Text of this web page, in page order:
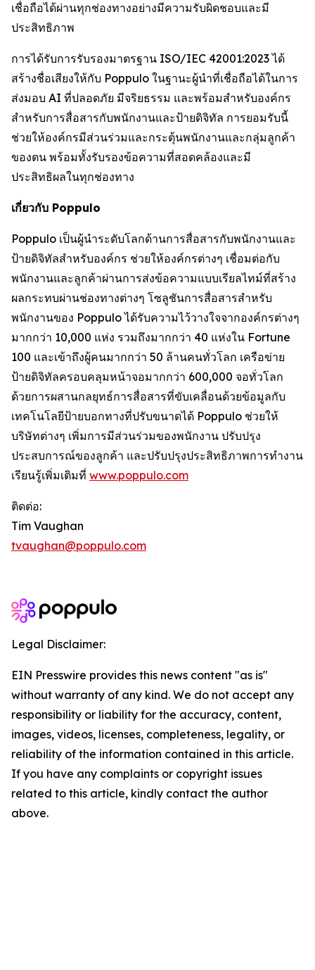
เชื่อถือได้ผ่านทุกช่องทางอย่างมีความรับผิดชอบและมี
ประสิทธิภาพ
การได้รับการรับรองมาตรฐาน ISO/IEC 42001:2023 ได้
สร้างชื่อเสียงให้กับ Poppulo ในฐานะผู้นำที่เชื่อถือได้ในการ
ส่งมอบ AI ที่ปลอดภัย มีจริยธรรม และพร้อมสำหรับองค์กร
สำหรับการสื่อสารกับพนักงานและป้ายดิจิทัล การยอมรับนี้
ช่วยให้องค์กรมีส่วนร่วมและกระตุ้นพนักงานและกลุ่มลูกค้า
ของตน พร้อมทั้งรับรองข้อความที่สอดคล้องและมี
ประสิทธิผลในทุกช่องทาง
เกี่ยวกับ Poppulo
Poppulo เป็นผู้นำระดับโลกด้านการสื่อสารกับพนักงานและ
ป้ายดิจิทัลสำหรับองค์กร ช่วยให้องค์กรต่างๆ เชื่อมต่อกับ
พนักงานและลูกค้าผ่านการส่งข้อความแบบเรียลไทม์ที่สร้าง
ผลกระทบผ่านช่องทางต่างๆ โซลูชันการสื่อสารสำหรับ
พนักงานของ Poppulo ได้รับความไว้วางใจจากองค์กรต่างๆ
มากกว่า 10,000 แห่ง รวมถึงมากกว่า 40 แห่งใน Fortune
100 และเข้าถึงผู้คนมากกว่า 50 ล้านคนทั่วโลก เครือข่าย
ป้ายดิจิทัลครอบคลุมหน้าจอมากกว่า 600,000 จอทั่วโลก
ด้วยการผสานกลยุทธ์การสื่อสารที่ขับเคลื่อนด้วยข้อมูลกับ
เทคโนโลยีป้ายบอกทางที่ปรับขนาดได้ Poppulo ช่วยให้
บริษัทต่างๆ เพิ่มการมีส่วนร่วมของพนักงาน ปรับปรุง
ประสบการณ์ของลูกค้า และปรับปรุงประสิทธิภาพการทำงาน
เรียนรู้เพิ่มเติมที่ www.poppulo.com
ติดต่อ:
Tim Vaughan
tvaughan@poppulo.com
Legal Disclaimer:
EIN Presswire provides this news content "as is"
without warranty of any kind. We do not accept any
responsibility or liability for the accuracy, content,
images, videos, licenses, completeness, legality, or
reliability of the information contained in this article.
If you have any complaints or copyright issues
related to this article, kindly contact the author
above.